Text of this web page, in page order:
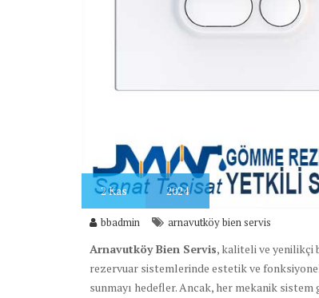
2Kas 2024
bbadmin arnavutköy bien servis
Arnavutköy Bien Servis, kaliteli ve yenilikçi
rezervuar sistemlerinde estetik ve
sunmayı hedefler. Ancak, her mekanik